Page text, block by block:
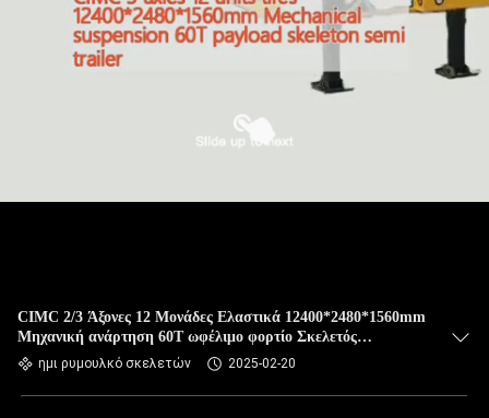
CIMC 2/3 Άξονες 12 Μονάδες Ελαστικά 12400*2480*1560mm
Μηχανική ανάρτηση 60T ωφέλιμο φορτίο Σκελετός
ημιπροσελήντη
ημι ρυμουλκό σκελετών 2025-02-20